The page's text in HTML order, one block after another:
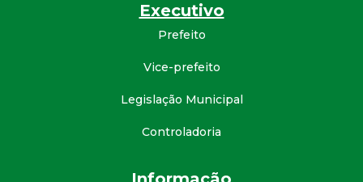
Executivo
Prefeito
Vice-prefeito
Legislação Municipal
Controladoria